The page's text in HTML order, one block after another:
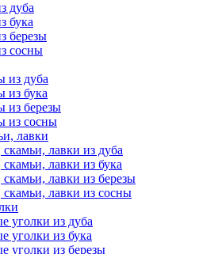
дуба
бука
березы
сосны
из дуба
из бука
из березы
из сосны
лавки
лавки из дуба
лавки из бука
лавки из березы
лавки из сосны
уголки из дуба
уголки из бука
уголки из березы